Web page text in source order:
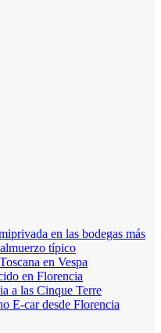
en las bodegas más
típico
en Vespa
en Florencia
a las Cinque Terre
E-car desde Florencia